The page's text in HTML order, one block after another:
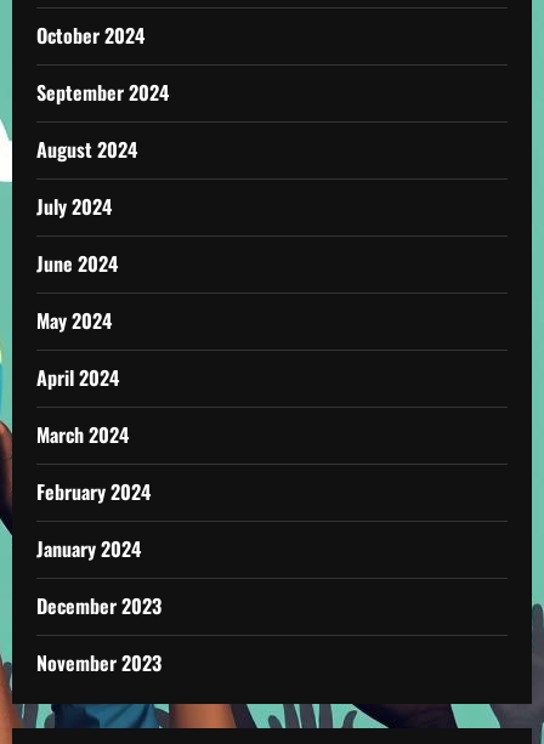
October 2024
September 2024
August 2024
July 2024
June 2024
May 2024
April 2024
March 2024
February 2024
January 2024
December 2023
November 2023